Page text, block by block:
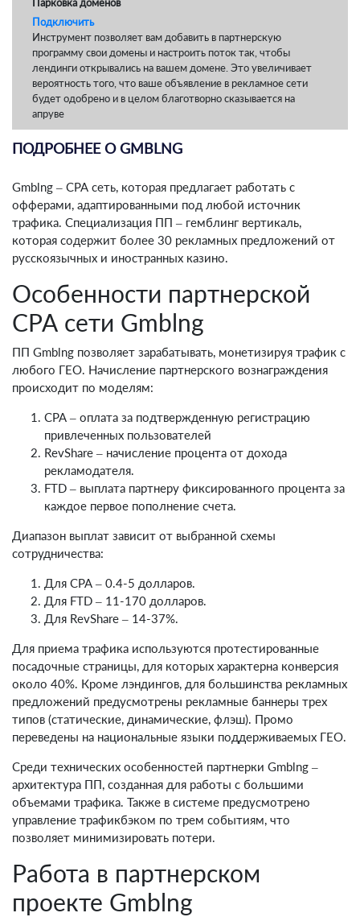
Парковка доменов
Подключить
Инструмент позволяет вам добавить в партнерскую
программу свои домены и настроить поток так, чтобы
лендинги открывались на вашем домене. Это увеличивает
вероятность того, что ваше объявление в рекламное сети
будет одобрено и в целом благотворно сказывается на
апруве
ПОДРОБНЕЕ О GMBLNG
Gmblng – СРА сеть, которая предлагает работать с
офферами, адаптированными под любой источник
трафика. Специализация ПП – гемблинг вертикаль,
которая содержит более 30 рекламных предложений от
русскоязычных и иностранных казино.
Особенности партнерской
СРА сети Gmblng
ПП Gmblng позволяет зарабатывать, монетизируя трафик с
любого ГЕО. Начисление партнерского вознаграждения
происходит по моделям:
СРА – оплата за подтвержденную регистрацию
привлеченных пользователей
RevShare – начисление процента от дохода
рекламодателя.
FTD – выплата партнеру фиксированного процента за
каждое первое пополнение счета.
Диапазон выплат зависит от выбранной схемы
сотрудничества:
Для СРА – 0.4-5 долларов.
Для FTD – 11-170 долларов.
Для RevShare – 14-37%.
Для приема трафика используются протестированные
посадочные страницы, для которых характерна конверсия
около 40%. Кроме лэндингов, для большинства рекламных
предложений предусмотрены рекламные баннеры трех
типов (статические, динамические, флэш). Промо
переведены на национальные языки поддерживаемых ГЕО.
Среди технических особенностей партнерки Gmblng –
архитектура ПП, созданная для работы с большими
объемами трафика. Также в системе предусмотрено
управление трафикбэком по трем событиям, что
позволяет минимизировать потери.
Работа в партнерском
проекте Gmblng